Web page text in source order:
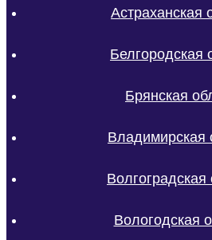
Астраханская
Белгородская
Брянская
Владимирская
Волгоградская
Вологодская